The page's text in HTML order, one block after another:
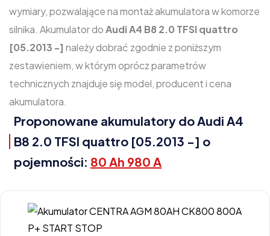
wymiary, pozwalające na montaż akumulatora w komorze
silnika. Akumulator doAudi A4 B8 2.0 TFSI quattro
[05.2013 -] należy dobrać zgodnie z poniższym
zestawieniem, w którym oprócz parametrów
technicznych znajduje się model, producent i cena
akumulatora.
Proponowane akumulatory do Audi A4
B8 2.0 TFSI quattro [05.2013 -] o
pojemności: 80 Ah 980 A